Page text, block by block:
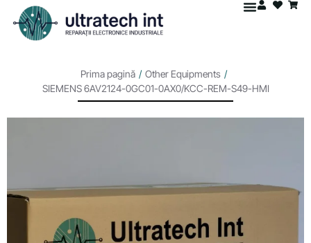
Prima pagină / Other Equipments /
SIEMENS 6AV2124-0GC01-0AX0/KCC-REM-S49-HMI